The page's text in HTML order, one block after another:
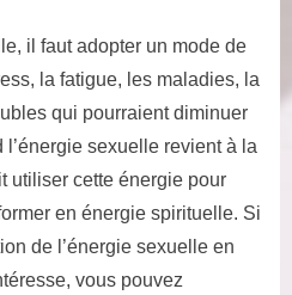
il faut adopter un mode de
la fatigue, les maladies, la
qui pourraient diminuer
l’énergie sexuelle revient à la
utiliser cette énergie pour
en énergie spirituelle. Si
de l’énergie sexuelle en
vous pouvez